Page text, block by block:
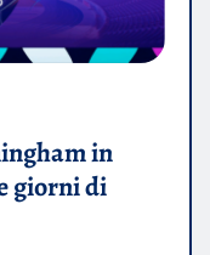
in
giorni di